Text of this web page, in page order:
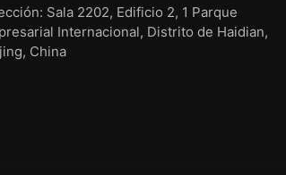
Sala 2202, Edificio 2, 1 Parque
Internacional, Distrito de Haidian,
China